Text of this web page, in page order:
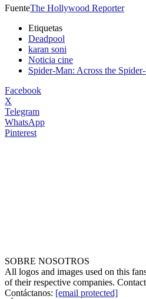
FuenteThe Hollywood Reporter
Etiquetas
Deadpool
karan soni
Noticia cine
Spider-Man: Across the
Facebook
X
Telegram
WhatsApp
Pinterest
SOBRE NOSOTROS
All logos and images used on this
of their respective companies.
Contáctanos: [email protected]